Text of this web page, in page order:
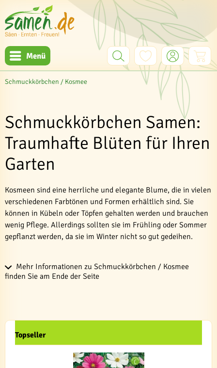
Menü
Schmuckkörbchen / Kosmee
Schmuckkörbchen Samen:
Traumhafte Blüten für Ihren
Garten
Kosmeen sind eine herrliche und elegante Blume, die in vielen
verschiedenen Farbtönen und Formen erhältlich sind. Sie
können in Kübeln oder Töpfen gehalten werden und brauchen
wenig Pflege. Allerdings sollten sie im Frühling oder Sommer
gepflanzt werden, da sie im Winter nicht so gut gedeihen.
Mehr Informationen zu Schmuckkörbchen / Kosmee
finden Sie am Ende der Seite
Topseller